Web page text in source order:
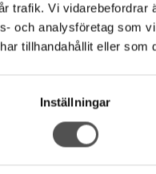
trafik. Vi vidarebefordrar
och analysföretag som
tillhandahållit eller
Inställningar
till frihandsbroderi
och även färgbeständigt.